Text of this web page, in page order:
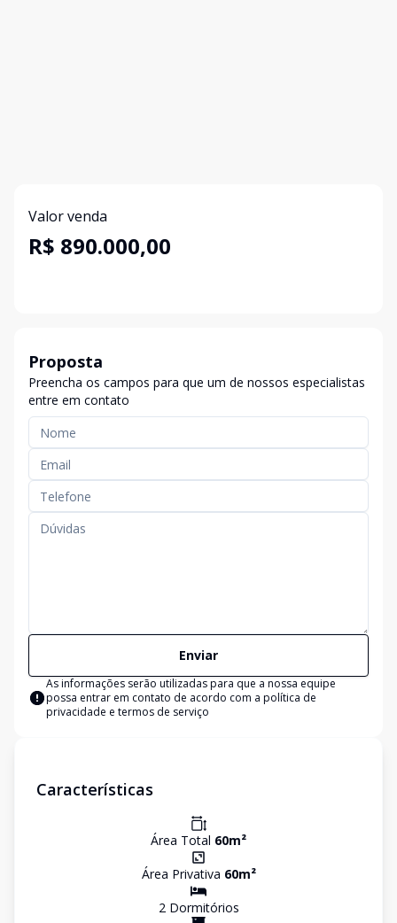
Valor venda
R$ 890.000,00
Proposta
Preencha os campos para que um de nossos especialistas
entre em contato
Enviar
As informações serão utilizadas para que a nossa equipe
possa entrar em contato de acordo com a política de
privacidade e termos de serviço
Características
Área Total 60m²
Área Privativa 60m²
2Dormitórios